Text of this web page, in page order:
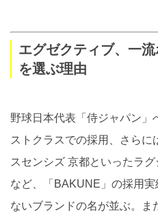
エグゼクティブ、一流
を選ぶ理由
野球日本代表「侍ジャパン
ストクラスでの採用、さらに
スセンシズ 京都といったラ
など、「BAKUNE」の採用
ないブランドの名が並ぶ。ま